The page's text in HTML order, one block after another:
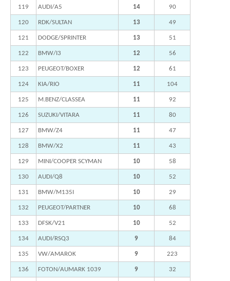
119 AUDI/A5 14 90
120 RDK/SULTAN 13 49
121 DODGE/SPRINTER 13 51
122 BMW/I3 12 56
123 PEUGEOT/BOXER 12 61
124 KIA/RIO 11 104
125 M.BENZ/CLASSEA 11 92
126 SUZUKI/VITARA 11 80
127 BMW/Z4 11 47
128 BMW/X2 11 43
129 MINI/COOPER SCYMAN 10 58
130 AUDI/Q8 10 52
131 BMW/M135I 10 29
132 PEUGEOT/PARTNER 10 68
133 DFSK/V21 10 52
134 AUDI/RSQ3 9 84
135 VW/AMAROK 9 223
136 FOTON/AUMARK 1039 9 32